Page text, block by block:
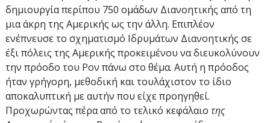
δημιουργία περίπου 750 ομάδων Διανοητικής από τη
μια άκρη της Αμερικής ως την άλλη. Επιπλέον
ενέπνευσε το σχηματισμό Ιδρυμάτων Διανοητικής σε
έξι πόλεις της Αμερικής προκειμένου να διευκολύνουν
την πρόοδο του Ρον πάνω στο θέμα. Αυτή η πρόοδος
ήταν γρήγορη, μεθοδική και τουλάχιστον το ίδιο
αποκαλυπτική με αυτήν που είχε προηγηθεί.
Προχωρώντας πέρα από το τελικό κεφάλαιο της